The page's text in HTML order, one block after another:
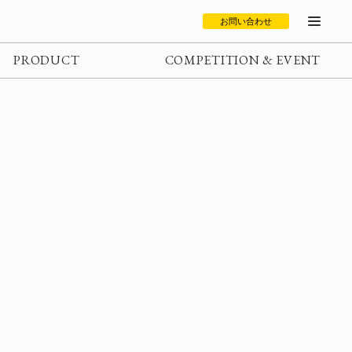
お問い合わせ
PRODUCT COMPETITION & EVENT